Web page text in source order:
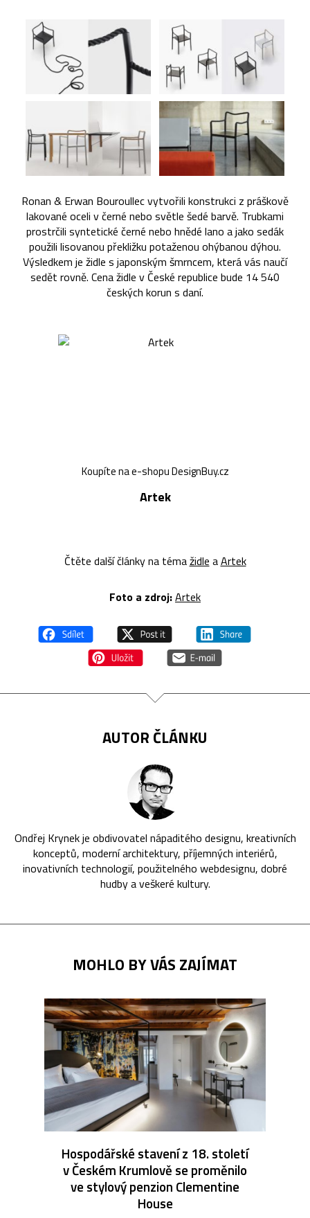
Ronan & Erwan Bouroullec vytvořili konstrukci z práškově
lakované oceli v černé nebo světle šedé barvě. Trubkami
prostrčili syntetické černé nebo hnědé lano a jako sedák
použili lisovanou překližku potaženou ohýbanou dýhou.
Výsledkem je židle s japonským šmrncem, která vás naučí
sedět rovně. Cena židle v České republice bude 14 540
českých korun s daní.
Koupíte na e-shopu DesignBuy.cz
Artek
Čtěte další články na témažidle aArtek
Foto a zdroj:Artek
AUTOR ČLÁNKU
Ondřej Krynek je obdivovatel nápaditého designu, kreativních
konceptů, moderní architektury, příjemných interiérů,
inovativních technologií, použitelného webdesignu, dobré
hudby a veškeré kultury.
MOHLO BY VÁS ZAJÍMAT
Hospodářské stavení z 18. století
v Českém Krumlově se proměnilo
ve stylový penzion Clementine
House